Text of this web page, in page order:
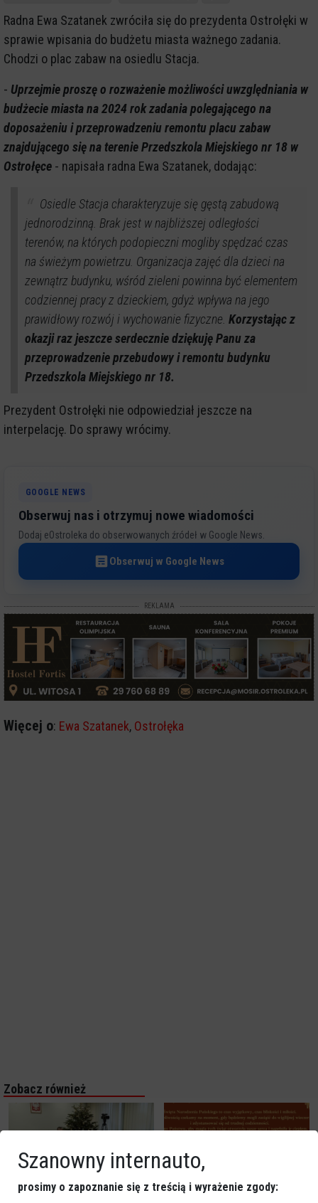
Radna Ewa Szatanek zwróciła się do prezydenta Ostrołęki w
sprawie wpisania do budżetu miasta ważnego zadania.
Chodzi o plac zabaw na osiedlu Stacja.
- Uprzejmie proszę o rozważenie możliwości uwzględniania w
budżecie miasta na 2024 rok zadania polegającego na
doposażeniu i przeprowadzeniu remontu placu zabaw
znajdującego się na terenie Przedszkola Miejskiego nr 18 w
Ostrołęce - napisała radna Ewa Szatanek, dodając:
Osiedle Stacja charakteryzuje się gęstą zabudową
jednorodzinną. Brak jest w najbliższej odległości
terenów, na których podopieczni mogliby spędzać czas
na świeżym powietrzu. Organizacja zajęć dla dzieci na
zewnątrz budynku, wśród zieleni powinna być elementem
codziennej pracy z dzieckiem, gdyż wpływa na jego
prawidłowy rozwój i wychowanie fizyczne. Korzystając z
okazji raz jeszcze serdecznie dziękuję Panu za
przeprowadzenie przebudowy i remontu budynku
Przedszkola Miejskiego nr 18.
Prezydent Ostrołęki nie odpowiedział jeszcze na
interpelację. Do sprawy wrócimy.
GOOGLE NEWS
Obserwuj nas i otrzymuj nowe wiadomości
Dodaj eOstroleka do obserwowanych źródeł w Google News.
Obserwuj w Google News
REKLAMA
Więcej o: Ewa Szatanek, Ostrołęka
Zobacz również
Szanowny internauto,
prosimy o zapoznanie się z treścią i wyrażenie zgody: